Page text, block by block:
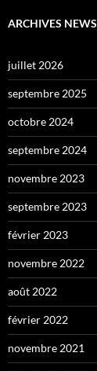
ARCHIVES NEWS
juillet 2026
septembre 2025
octobre 2024
septembre 2024
novembre 2023
septembre 2023
février 2023
novembre 2022
août 2022
février 2022
novembre 2021